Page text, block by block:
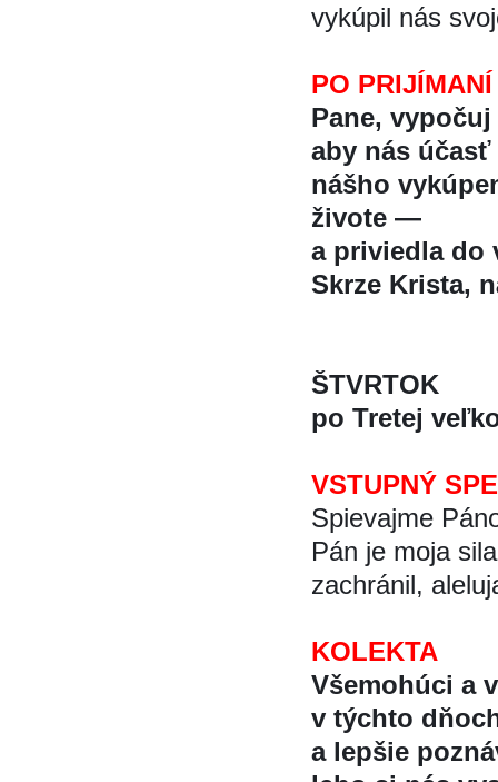
vykúpil nás
PO PRIJÍMANÍ
Pane,
aby nás
nášho
živote —
a priviedla do
Skrze Krista,
ŠTVRTOK
po Tretej
VSTUPNÝ
Spievajme
Pán je moja
zachránil,
KOLEKTA
Všemohúci a
v týchto
a lepšie